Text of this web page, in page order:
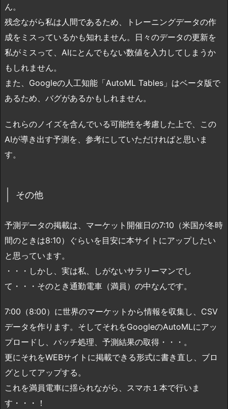
ん。
残念ながら私は人間であるため、トレーニングデータの作
成をミスっているかも知れません。日々のデータの更新を
私がミスって、AIにとんでもない数値を入力してしまうか
もしれません。
また、Googleの人工知能「AutoML Tables」はベータ版で
あるため、バグがあるかもしれません。
これらのノイズを含んでいる可能性を考慮した上で、この
AIが導き出す予測を、参考にしていただければと思いま
す。
その他
予測データの掲載は、マーケット開催日の7:10（米国が冬時
間のときは8:10）ぐらいを目安に本サイトにアップしたい
と思っています。
・・・しかし、実は私、しがないサラリーマンでし
て・・・そのとき通勤電車（満員）の中なんです。
7:00（8:00）に世界のマーケットから情報を収集し、CSV
データを作ります。そしてそれをGoogleのAutoMLにアッ
プロードし、バッチ処理、予測結果の取得・・・。
更にそれをWEBサイトに掲載できる形式に書き直し、ブロ
グとしてアップする。
これを満員電車に揺られながら、スマホ１本で行いま
す・・・！